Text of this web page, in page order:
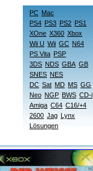
PC Mac
PS4 PS3 PS2 PS1
XOne X360 Xbox
Wii U Wii GC N64
PS Vita PSP
3DS NDS GBA GB
SNES NES
DC Sat MD MS GG
Neo NGP BWS CD-i
Amiga C64 C16/+4
2600 Jag Lynx
Lösungen